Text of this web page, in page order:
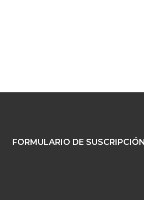
FORMULARIO DE SUSCRIPCIÓN